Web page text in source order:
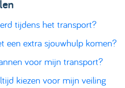
tijdens het transport?
een extra sjouwhulp komen?
voor mijn transport?
kiezen voor mijn veiling